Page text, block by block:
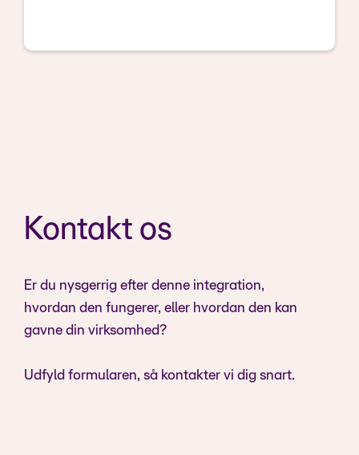
Kontakt os
Er du nysgerrig efter denne integration,
hvordan den fungerer, eller hvordan den kan
gavne din virksomhed?
Udfyld formularen, så kontakter vi dig snart.